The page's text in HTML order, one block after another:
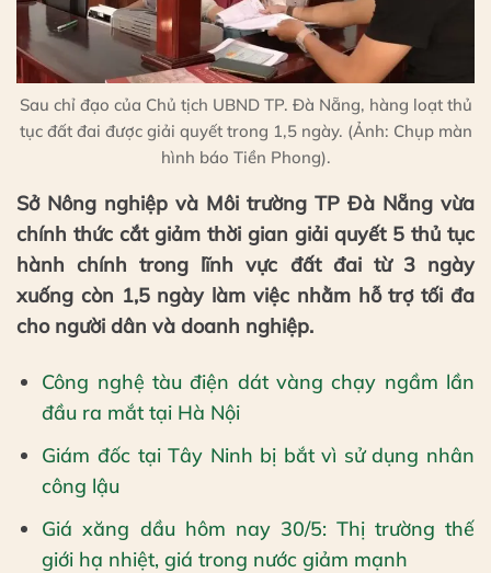
Sau chỉ đạo của Chủ tịch UBND TP. Đà Nẵng, hàng loạt thủ
tục đất đai được giải quyết trong 1,5 ngày. (Ảnh: Chụp màn
hình báo Tiền Phong).
Sở Nông nghiệp và Môi trường TP Đà Nẵng vừa
chính thức cắt giảm thời gian giải quyết 5 thủ tục
hành chính trong lĩnh vực đất đai từ 3 ngày
xuống còn 1,5 ngày làm việc nhằm hỗ trợ tối đa
cho người dân và doanh nghiệp.
Công nghệ tàu điện dát vàng chạy ngầm lần
đầu ra mắt tại Hà Nội
Giám đốc tại Tây Ninh bị bắt vì sử dụng nhân
công lậu
Giá xăng dầu hôm nay 30/5: Thị trường thế
giới hạ nhiệt, giá trong nước giảm mạnh